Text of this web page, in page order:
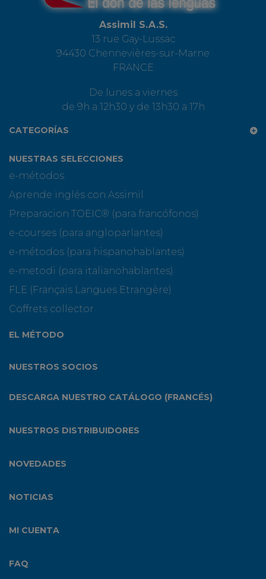
Assimil S.A.S.
13 rue Gay-Lussac
94430 Chennevières-sur-Marne
FRANCE
De lunes a viernes
de 9h a 12h30 y de 13h30 a 17h
CATEGORÍAS
NUESTRAS SELECCIONES
e-métodos
Aprende inglés con Assimil
Preparacion TOEIC® (para francófonos)
e-courses (para angloparlantes)
e-métodos (para hispanohablantes)
e-metodi (para italianohablantes)
FLE (Français Langues Etrangère)
Coffrets collector
EL MÉTODO
NUESTROS SOCIOS
DESCARGA NUESTRO CATÁLOGO (FRANCÉS)
NUESTROS DISTRIBUIDORES
NOVEDADES
NOTICIAS
MI CUENTA
FAQ